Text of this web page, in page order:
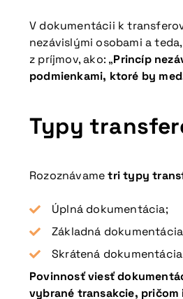
V dokumentácii k
nezávislými osobami a
z príjmov, ako: „Princíp
podmienkami, ktoré by
Typy
Rozoznávametri typy
Úplná dokumentácia;
Základná
Skrátená
Povinnosť viesť
vybrané transakcie,